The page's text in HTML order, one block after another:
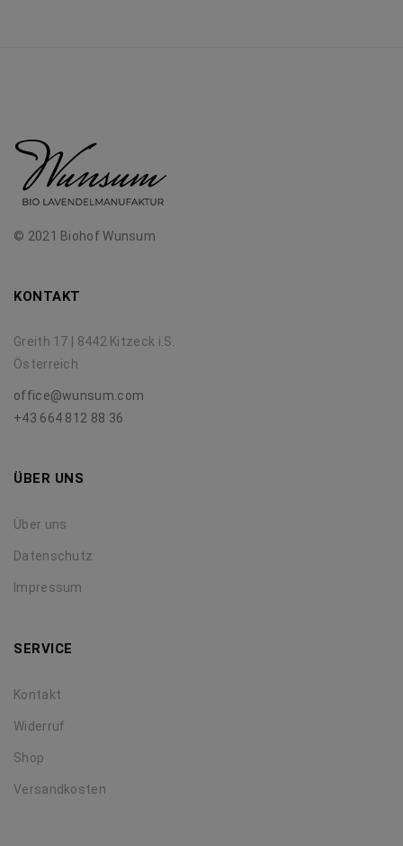
© 2021 Biohof Wunsum
KONTAKT
Greith 17 | 8442 Kitzeck i.S.
Österreich
office@wunsum.com
+43 664 812 88 36
ÜBER UNS
Über uns
Datenschutz
Impressum
SERVICE
Kontakt
Widerruf
Shop
Versandkosten